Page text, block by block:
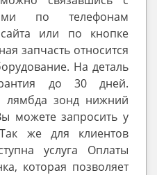
по телефонам
или по кнопке
запчасть относится
На деталь
до 30 дней.
лямбда зонд нижний
можете запросить у
же для клиентов
услуга Оплаты
которая позволяет